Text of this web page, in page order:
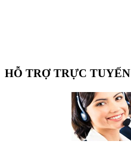
Primary
HỖ TRỢ TRỰC TUYẾN